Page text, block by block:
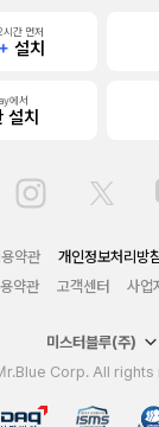
시간 먼저
설치
에서
설치
약관 개인정보처리방침
약관
고객센터 사업
미스터블루(주)
Corp. All